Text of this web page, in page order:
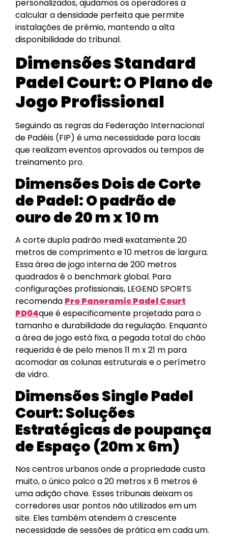
personalizados, ajudamos os operadores a
calcular a densidade perfeita que permite
instalações de prémio, mantendo a alta
disponibilidade do tribunal.
Dimensões Standard
Padel Court: O Plano de
Jogo Profissional
Seguindo as regras da Federação Internacional
de Padéis (FIP) é uma necessidade para locais
que realizam eventos aprovados ou tempos de
treinamento pro.
Dimensões Dois de Corte
de Padel: O padrão de
ouro de 20 m x 10 m
A corte dupla padrão medi exatamente 20
metros de comprimento e 10 metros de largura.
Essa área de jogo interna de 200 metros
quadrados é o benchmark global. Para
configurações profissionais, LEGEND SPORTS
recomenda Pro Panoramic Padel Court
PD04que é especificamente projetada para o
tamanho e durabilidade da regulação. Enquanto
a área de jogo está fixa, a pegada total do chão
requerida é de pelo menos 11 m x 21 m para
acomodar as colunas estruturais e o perímetro
de vidro.
Dimensões Single Padel
Court: Soluções
Estratégicas de poupança
de Espaço (20m x 6m)
Nos centros urbanos onde a propriedade custa
muito, o único palco a 20 metros x 6 metros é
uma adição chave. Esses tribunais deixam os
corredores usar pontos não utilizados em um
site. Eles também atendem à crescente
necessidade de sessões de prática em cada um.